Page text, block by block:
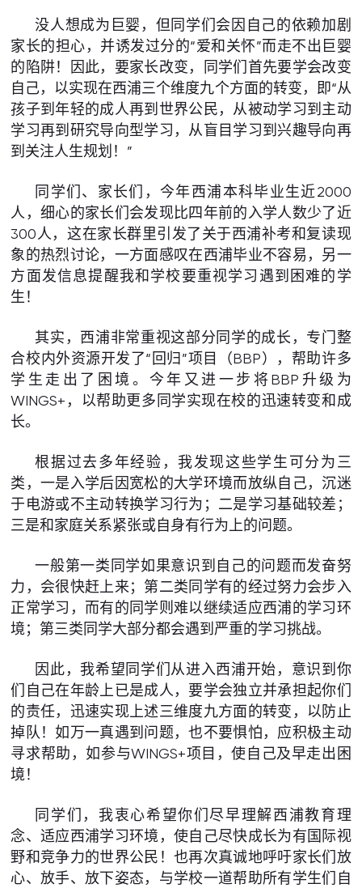
没人想成为巨婴，但同学们会因自己的依赖加剧
家长的担心，并诱发过分的“爱和关怀”而走不出巨婴
的陷阱！因此，要家长改变，同学们首先要学会改变
自己，以实现在西浦三个维度九个方面的转变，即“从
孩子到年轻的成人再到世界公民，从被动学习到主动
学习再到研究导向型学习，从盲目学习到兴趣导向再
到关注人生规划！”
同学们、家长们，今年西浦本科毕业生近2000
人，细心的家长们会发现比四年前的入学人数少了近
300人，这在家长群里引发了关于西浦补考和复读现
象的热烈讨论，一方面感叹在西浦毕业不容易，另一
方面发信息提醒我和学校要重视学习遇到困难的学
生！
其实，西浦非常重视这部分同学的成长，专门整
合校内外资源开发了“回归”项目（BBP），帮助许多
学生走出了困境。今年又进一步将BBP升级为
WINGS+，以帮助更多同学实现在校的迅速转变和成
长。
根据过去多年经验，我发现这些学生可分为三
类，一是入学后因宽松的大学环境而放纵自己，沉迷
于电游或不主动转换学习行为；二是学习基础较差；
三是和家庭关系紧张或自身有行为上的问题。
一般第一类同学如果意识到自己的问题而发奋努
力，会很快赶上来；第二类同学有的经过努力会步入
正常学习，而有的同学则难以继续适应西浦的学习环
境；第三类同学大部分都会遇到严重的学习挑战。
因此，我希望同学们从进入西浦开始，意识到你
们自己在年龄上已是成人，要学会独立并承担起你们
的责任，迅速实现上述三维度九方面的转变，以防止
掉队！如万一真遇到问题，也不要惧怕，应积极主动
寻求帮助，如参与WINGS+项目，使自己及早走出困
境！
同学们，我衷心希望你们尽早理解西浦教育理
念、适应西浦学习环境，使自己尽快成长为有国际视
野和竞争力的世界公民！也再次真诚地呼吁家长们放
心、放手、放下姿态，与学校一道帮助所有学生们自